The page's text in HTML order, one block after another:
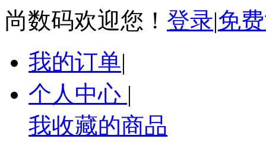
尚数码欢迎您！ 登录|免
我的订单|
个人中心 |
我收藏的商品